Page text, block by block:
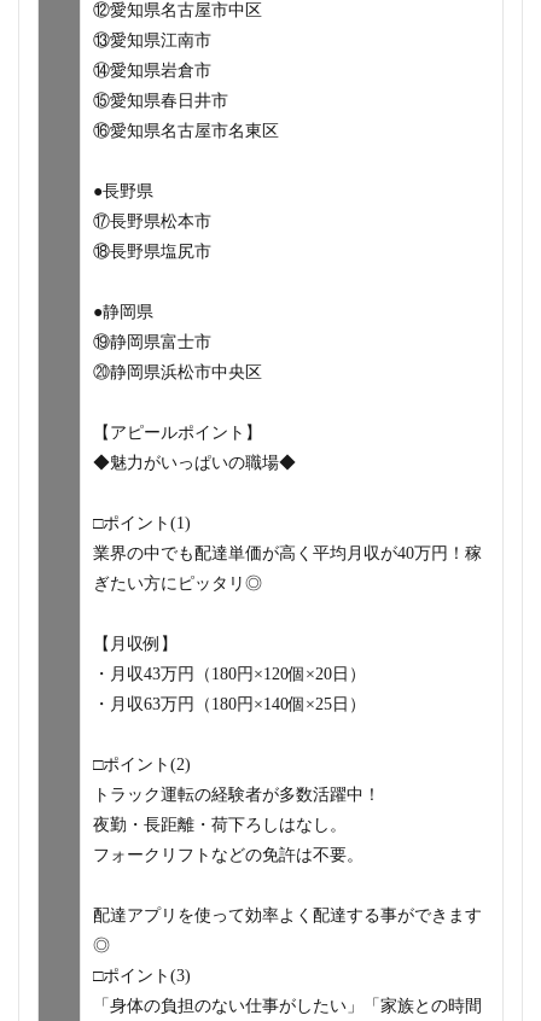
⑫愛知県名古屋市中区
⑬愛知県江南市
⑭愛知県岩倉市
⑮愛知県春日井市
⑯愛知県名古屋市名東区
●長野県
⑰長野県松本市
⑱長野県塩尻市
●静岡県
⑲静岡県富士市
⑳静岡県浜松市中央区
【アピールポイント】
◆魅力がいっぱいの職場◆
□ポイント(1)
業界の中でも配達単価が高く平均月収が40万円！稼
ぎたい方にピッタリ◎
【月収例】
・月収43万円（180円×120個×20日）
・月収63万円（180円×140個×25日）
□ポイント(2)
トラック運転の経験者が多数活躍中！
夜勤・長距離・荷下ろしはなし。
フォークリフトなどの免許は不要。
配達アプリを使って効率よく配達する事ができます
◎
□ポイント(3)
「身体の負担のない仕事がしたい」「家族との時間